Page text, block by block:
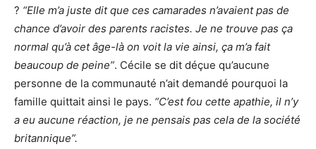
? “Elle m’a juste dit que ces camarades n’avaient pas de
chance d’avoir des parents racistes. Je ne trouve pas ça
normal qu’à cet âge-là on voit la vie ainsi, ça m’a fait
beaucoup de peine”. Cécile se dit déçue qu’aucune
personne de la communauté n’ait demandé pourquoi la
famille quittait ainsi le pays. “C’est fou cette apathie, il n’y
a eu aucune réaction, je ne pensais pas cela de la société
britannique”.